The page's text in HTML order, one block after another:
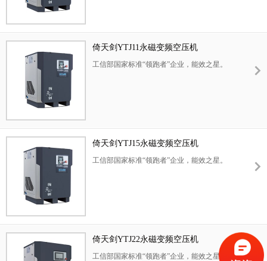
倚天剑YTJ11永磁变频空压机
工信部国家标准“领跑者”企业，能效之星。
倚天剑YTJ15永磁变频空压机
工信部国家标准“领跑者”企业，能效之星。
倚天剑YTJ22永磁变频空压机
工信部国家标准“领跑者”企业，能效之星。